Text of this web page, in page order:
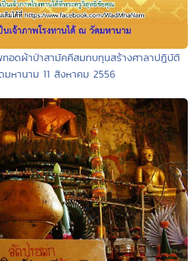
อดผ้าป่าสามัคคีสมทบทุนสร้างศาลาปฎิบัติ
มหานาม 11 สิงหาคม 2556